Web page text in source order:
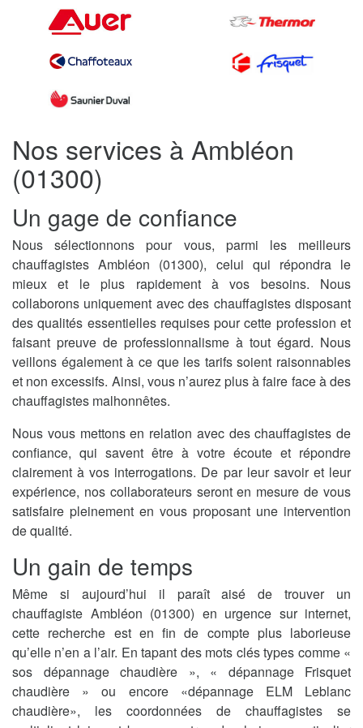
Nos services à Ambléon
(01300)
Un gage de confiance
Nous sélectionnons pour vous, parmi les meilleurs
chauffagistes Ambléon (01300), celui qui répondra le
mieux et le plus rapidement à vos besoins. Nous
collaborons uniquement avec des chauffagistes disposant
des qualités essentielles requises pour cette profession et
faisant preuve de professionnalisme à tout égard. Nous
veillons également à ce que les tarifs soient raisonnables
et non excessifs. Ainsi, vous n’aurez plus à faire face à des
chauffagistes malhonnêtes.
Nous vous mettons en relation avec des chauffagistes de
confiance, qui savent être à votre écoute et répondre
clairement à vos interrogations. De par leur savoir et leur
expérience, nos collaborateurs seront en mesure de vous
satisfaire pleinement en vous proposant une intervention
de qualité.
Un gain de temps
Même si aujourd’hui il paraît aisé de trouver un
chauffagiste Ambléon (01300) en urgence sur internet,
cette recherche est en fin de compte plus laborieuse
qu’elle n’en a l’air. En tapant des mots clés types comme «
sos dépannage chaudière », « dépannage Frisquet
chaudière » ou encore «dépannage ELM Leblanc
chaudière», les coordonnées de chauffagistes se